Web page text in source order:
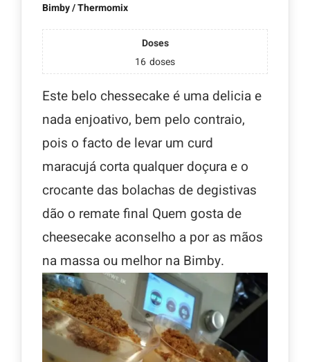
Bimby / Thermomix
Doses
16 doses
Este belo chessecake é uma delicia e
nada enjoativo, bem pelo contraio,
pois o facto de levar um curd
maracujá corta qualquer doçura e o
crocante das bolachas de degistivas
dão o remate final Quem gosta de
cheesecake aconselho a por as mãos
na massa ou melhor na Bimby.